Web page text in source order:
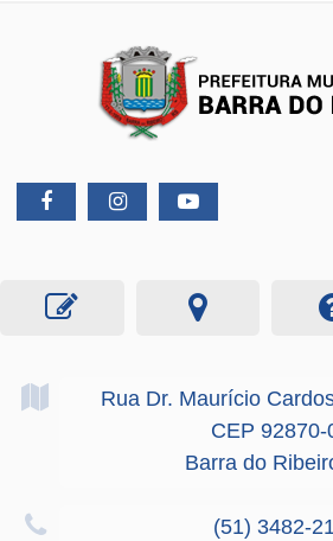
Rua Dr. Maurício
CEP 92870-
Barra do
(51) 3482-